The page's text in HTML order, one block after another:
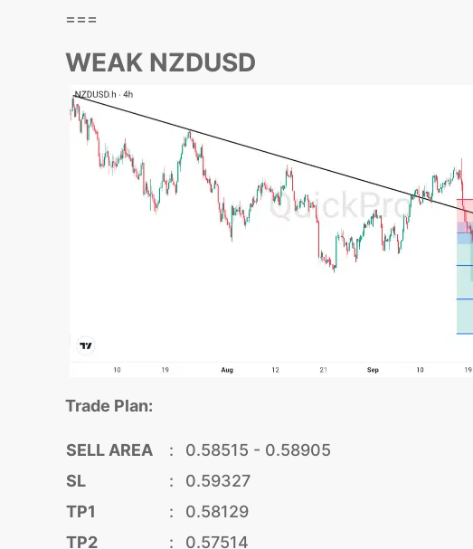
===
WEAK NZDUSD
Trade Plan:
SELL AREA :
0.58515 - 0.58905
SL
:
0.59327
TP1
:
0.58129
TP2
: 0.57514